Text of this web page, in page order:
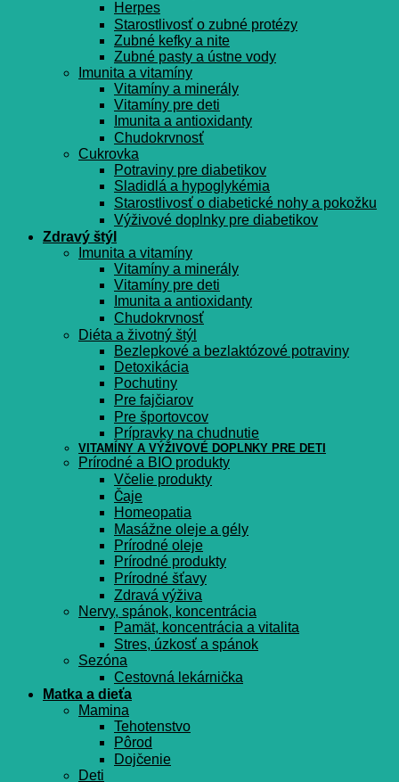
Herpes
Starostlivosť o zubné protézy
Zubné kefky a nite
Zubné pasty a ústne vody
Imunita a vitamíny
Vitamíny a minerály
Vitamíny pre deti
Imunita a antioxidanty
Chudokrvnosť
Cukrovka
Potraviny pre diabetikov
Sladidlá a hypoglykémia
Starostlivosť o diabetické nohy a pokožku
Výživové doplnky pre diabetikov
Zdravý štýl
Imunita a vitamíny
Vitamíny a minerály
Vitamíny pre deti
Imunita a antioxidanty
Chudokrvnosť
Diéta a životný štýl
Bezlepkové a bezlaktózové potraviny
Detoxikácia
Pochutiny
Pre fajčiarov
Pre športovcov
Prípravky na chudnutie
VITAMÍNY A VÝŽIVOVÉ DOPLNKY PRE DETI
Prírodné a BIO produkty
Včelie produkty
Čaje
Homeopatia
Masážne oleje a gély
Prírodné oleje
Prírodné produkty
Prírodné šťavy
Zdravá výživa
Nervy, spánok, koncentrácia
Pamät, koncentrácia a vitalita
Stres, úzkosť a spánok
Sezóna
Cestovná lekárnička
Matka a dieťa
Mamina
Tehotenstvo
Pôrod
Dojčenie
Deti